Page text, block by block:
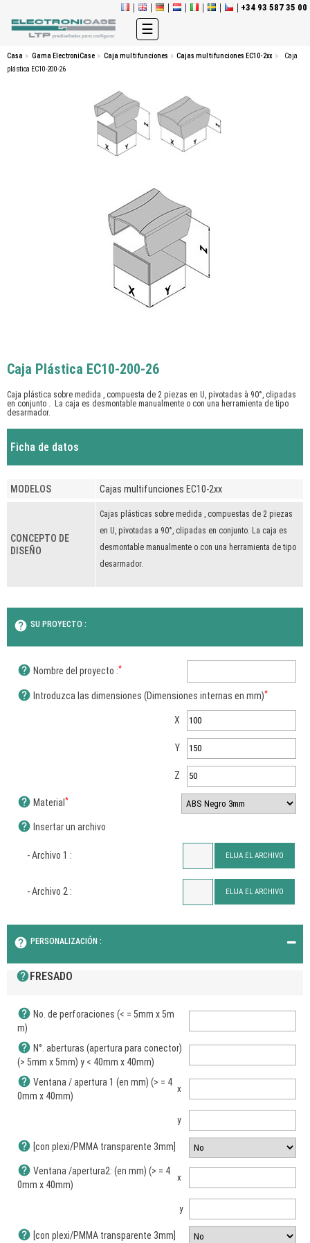
+34 93 587 35 00
Navegación
de
palanca
☰
Casa Gama ElectroniCase Caja multifunciones Cajas multifunciones EC10-2xx
Caja
plástica EC10-200-26
Caja Plástica EC10-200-26
Caja plástica sobre medida , compuesta de 2 piezas en U, pivotadas à 90°, clipadas
en conjunto . La caja es desmontable manualmente o con una herramienta de tipo
desarmador.
Ficha de datos
MODELOS Cajas multifunciones EC10-2xx
CONCEPTO DE
DISEÑO
Cajas plásticas sobre medida , compuestas de 2 piezas
en U, pivotadas a 90°, clipadas en conjunto. La caja es
desmontable manualmente o con una herramienta de tipo
desarmador.
help SU PROYECTO :
help Nombre del proyecto :*
help Introduzca las dimensiones (Dimensiones internas en mm)*
X
Y
Z
help Material *
help Insertar un archivo
- Archivo 1 : ELIJA EL ARCHIVO
- Archivo 2 : ELIJA EL ARCHIVO
help PERSONALIZACIÓN :
helpFRESADO
help No. de perforaciones (< = 5mm x 5m
m)
help N°. aberturas (apertura para conector)
(> 5mm x 5mm) y < 40mm x 40mm)
help Ventana / apertura 1 (en mm) (> = 4
0mm x 40mm)
x
y
help [con plexi/PMMA transparente 3mm]
help Ventana /apertura2: (en mm) (> = 4
0mm x 40mm)
x
y
help [con plexi/PMMA transparente 3mm]